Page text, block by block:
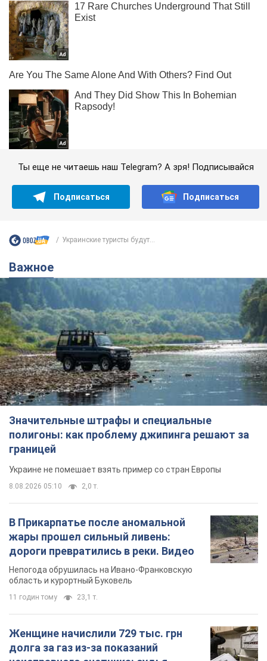
Ты еще не читаешь наш Telegram? А зря! Подписывайся
Подписаться Подписаться
Украинские туристы будут...
Важное
Значительные штрафы и специальные
полигоны: как проблему джипинга решают за
границей
Украине не помешает взять пример со стран Европы
8.08.2026 05:10 2,0 т.
В Прикарпатье после аномальной
жары прошел сильный ливень:
дороги превратились в реки. Видео
Непогода обрушилась на Ивано-Франковскую
область и курортный Буковель
11 годин тому 23,1 т.
Женщине начислили 729 тыс. грн
долга за газ из-за показаний